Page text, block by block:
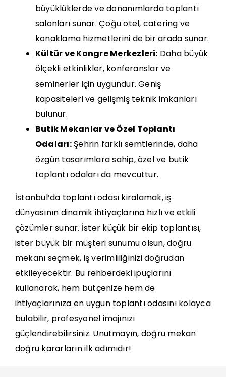
büyüklüklerde ve donanımlarda toplantı
salonları sunar. Çoğu otel, catering ve
konaklama hizmetlerini de bir arada sunar.
Kültür ve Kongre Merkezleri: Daha büyük
ölçekli etkinlikler, konferanslar ve
seminerler için uygundur. Geniş
kapasiteleri ve gelişmiş teknik imkanları
bulunur.
Butik Mekanlar ve Özel Toplantı
Odaları:Şehrin farklı semtlerinde, daha
özgün tasarımlara sahip, özel ve butik
toplantı odaları da mevcuttur.
İstanbul’da toplantı odası kiralamak, iş
dünyasının dinamik ihtiyaçlarına hızlı ve etkili
çözümler sunar. İster küçük bir ekip toplantısı,
ister büyük bir müşteri sunumu olsun, doğru
mekanı seçmek, iş verimliliğinizi doğrudan
etkileyecektir. Bu rehberdeki ipuçlarını
kullanarak, hem bütçenize hem de
ihtiyaçlarınıza en uygun toplantı odasını kolayca
bulabilir, profesyonel imajınızı
güçlendirebilirsiniz. Unutmayın, doğru mekan
doğru kararların ilk adımıdır!